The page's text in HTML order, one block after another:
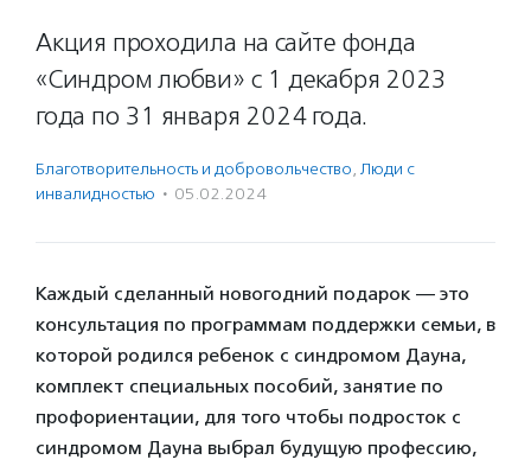
Акция проходила на сайте фонда
«Синдром любви» с 1 декабря 2023
года по 31 января 2024 года.
Благотвори­тель­ность и доброволь­чест­во, Люди с
инвалидностью · 05.02.2024
Каждый сделанный новогодний подарок — это
консультация по программам поддержки семьи, в
которой родился ребенок с синдромом Дауна,
комплект специальных пособий, занятие по
профориентации, для того чтобы подросток с
синдромом Дауна выбрал будущую профессию,